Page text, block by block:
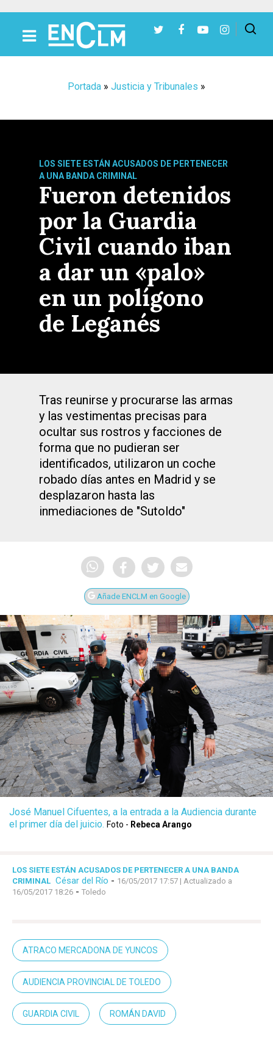
Portada » Justicia y Tribunales »
LOS SIETE ESTÁN ACUSADOS DE PERTENECER
A UNA BANDA CRIMINAL
Fueron detenidos
por la Guardia
Civil cuando iban
a dar un «palo»
en un polígono
de Leganés
Tras reunirse y procurarse las armas
y las vestimentas precisas para
ocultar sus rostros y facciones de
forma que no pudieran ser
identificados, utilizaron un coche
robado días antes en Madrid y se
desplazaron hasta las
inmediaciones de "Sutoldo"
Añade ENCLM en Google
José Manuel Cifuentes, a la entrada a la Audiencia durante
el primer día del juicio. Foto - Rebeca Arango
LOS SIETE ESTÁN ACUSADOS DE PERTENECER A UNA BANDA
CRIMINAL César del Río - 16/05/2017 17:57 | Actualizado a
16/05/2017 18:26 - Toledo
ATRACO MERCADONA DE YUNCOS
AUDIENCIA PROVINCIAL DE TOLEDO
GUARDIA CIVIL ROMÁN DAVID